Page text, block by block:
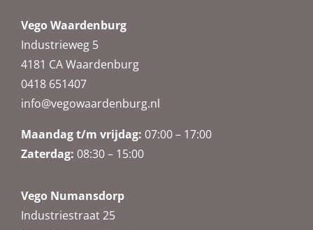
Vego Waardenburg
Industrieweg 5
4181 CA Waardenburg
0418 651407
info@vegowaardenburg.nl
Maandag t/m vrijdag: 07:00 – 17:00
Zaterdag: 08:30 – 15:00
Vego Numansdorp
Industriestraat 25